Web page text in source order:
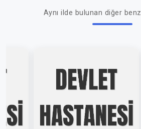
Aynı ilde bulunan diğer